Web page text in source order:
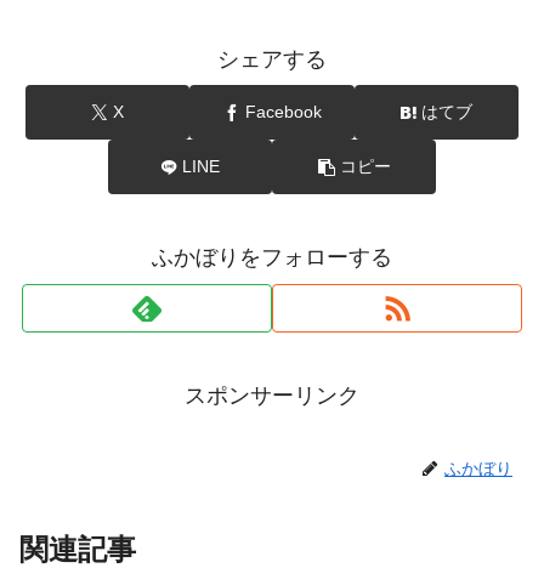
シェアする
X Facebook はてブ
LINE コピー
ふかぼりをフォローする
スポンサーリンク
ふかぼり
関連記事